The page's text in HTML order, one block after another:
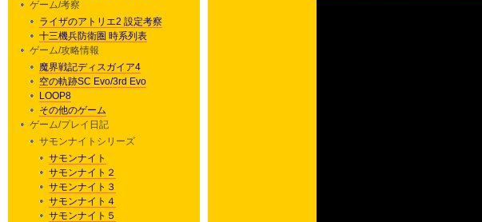
ゲーム/考察
ライザのアトリエ2 設定考察
十三機兵防衛圏 時系列表
ゲーム/攻略情報
魔界戦記ディスガイア4
空の軌跡SC Evo/3rd Evo
LOOP8
その他のゲーム
ゲーム/プレイ日記
サモンナイトシリーズ
サモンナイト
サモンナイト２
サモンナイト３
サモンナイト４
サモンナイト５